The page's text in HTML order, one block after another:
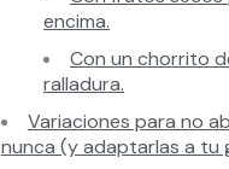
encima.
Con un chorrito
ralladura.
Variaciones para no
nunca (y adaptarlas a tu